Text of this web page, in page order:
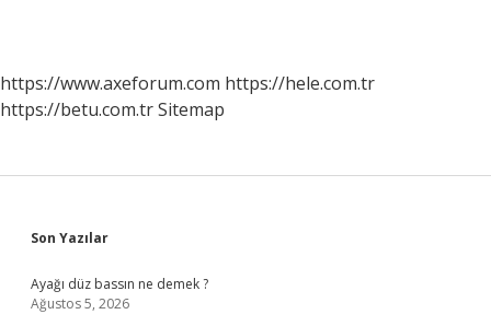
https://www.axeforum.com https://hele.com.tr
https://betu.com.trSitemap
Sidebar
Son Yazılar
Ayağı düz bassın ne demek ?
Ağustos 5, 2026